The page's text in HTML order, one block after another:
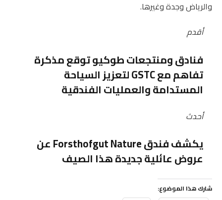
والرياض وجدة وغيرها.
أقدم
فنادق ومنتجعات طوكيو توقع مذكرة
تفاهم مع GSTC لتعزيز السياحة
المستدامة والعمليات الفندقية
أحدث
يكشف فندق Forsthofgut Nature عن
عروض عائلية جديدة هذا الصيف
شارك هذا الموضوع: